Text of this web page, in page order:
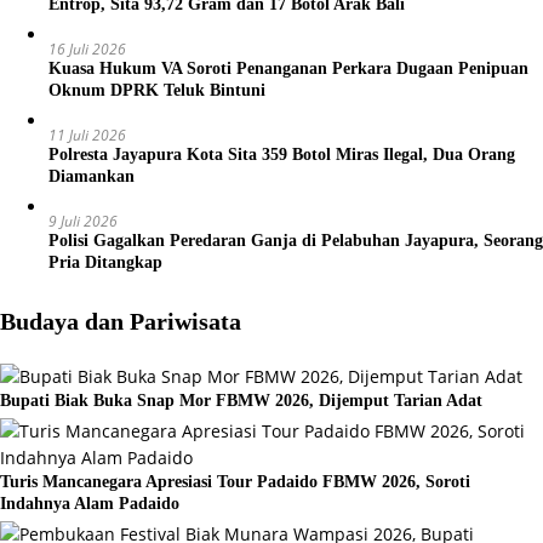
Entrop, Sita 93,72 Gram dan 17 Botol Arak Bali
16 Juli 2026
Kuasa Hukum VA Soroti Penanganan Perkara Dugaan Penipuan
Oknum DPRK Teluk Bintuni
11 Juli 2026
Polresta Jayapura Kota Sita 359 Botol Miras Ilegal, Dua Orang
Diamankan
9 Juli 2026
Polisi Gagalkan Peredaran Ganja di Pelabuhan Jayapura, Seorang
Pria Ditangkap
Budaya dan Pariwisata
Bupati Biak Buka Snap Mor FBMW 2026, Dijemput Tarian Adat
Turis Mancanegara Apresiasi Tour Padaido FBMW 2026, Soroti
Indahnya Alam Padaido